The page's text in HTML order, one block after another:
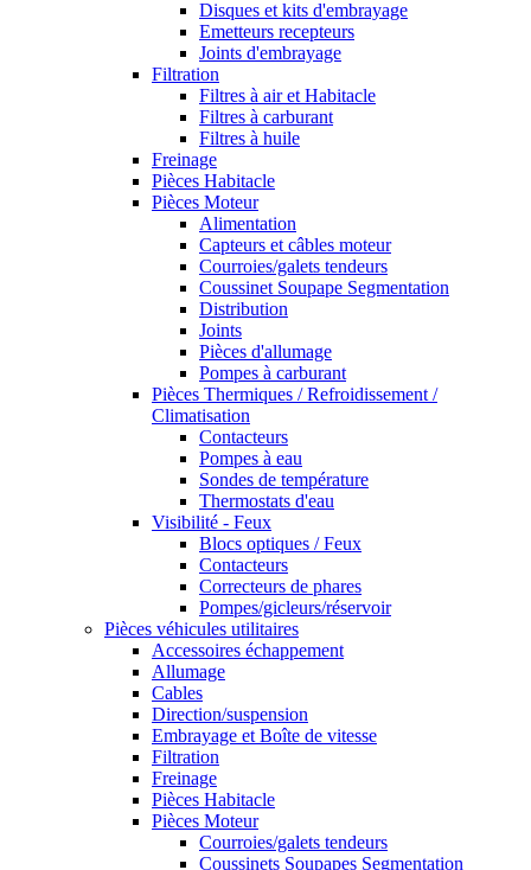
Disques et kits d'embrayage
Emetteurs recepteurs
Joints d'embrayage
Filtration
Filtres à air et Habitacle
Filtres à carburant
Filtres à huile
Freinage
Pièces Habitacle
Pièces Moteur
Alimentation
Capteurs et câbles moteur
Courroies/galets tendeurs
Coussinet Soupape Segmentation
Distribution
Joints
Pièces d'allumage
Pompes à carburant
Pièces Thermiques / Refroidissement /
Climatisation
Contacteurs
Pompes à eau
Sondes de température
Thermostats d'eau
Visibilité - Feux
Blocs optiques / Feux
Contacteurs
Correcteurs de phares
Pompes/gicleurs/réservoir
Pièces véhicules utilitaires
Accessoires échappement
Allumage
Cables
Direction/suspension
Embrayage et Boîte de vitesse
Filtration
Freinage
Pièces Habitacle
Pièces Moteur
Courroies/galets tendeurs
Coussinets Soupapes Segmentation